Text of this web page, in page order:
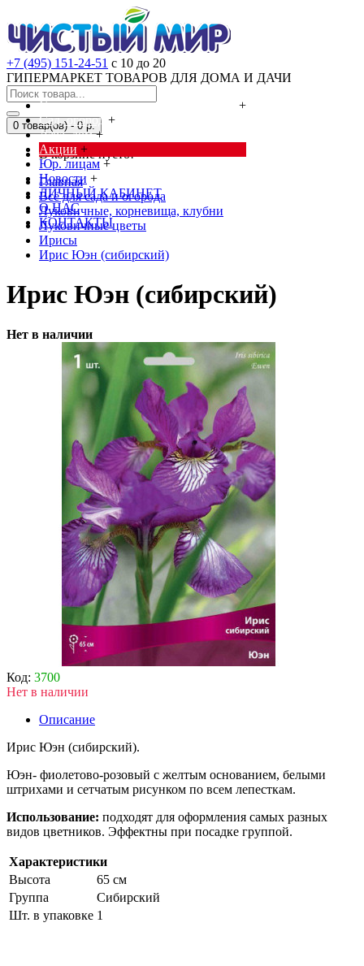
+7 (495) 151-24-51 с 10 до 20
ГИПЕРМАРКЕТ ТОВАРОВ ДЛЯ ДОМА И ДАЧИ
Cредства от насекомых и грызунов
+
Сад, огород +
Дача, дом +
Акции +
Юр. лицам +
Новости +
ЛИЧНЫЙ КАБИНЕТ
О НАС
КОНТАКТЫ
0 товар(ов) - 0 р.
В корзине пусто!
Главная
Всё для сада и огорода
Луковичные, корневища, клубни
Луковичные цветы
Ирисы
Ирис Юэн (сибирский)
Ирис Юэн (сибирский)
Нет в наличии
Код: 3700
Нет в наличии
Описание
Ирис Юэн (сибирский).
Юэн- фиолетово-розовый с желтым основанием, белыми
штрихами и сетчатым рисунком по всем лепесткам.
Использование: подходят для оформления самых разных
видов цветников. Эффектны при посадке группой.
Характеристики
Высота
65 см
Группа
Сибирский
Шт. в упаковке 1